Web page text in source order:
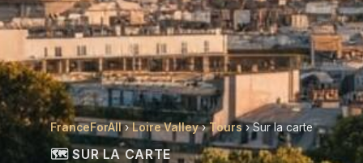
FranceForAll›Loire Valley›Tours› Sur la carte
🗺️ SUR LA CARTE